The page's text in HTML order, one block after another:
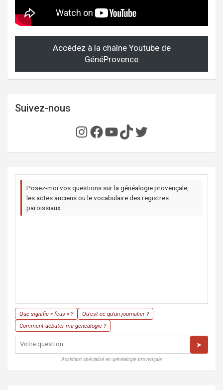
Accédez à la chaîne Youtube de
GénéProvence
Suivez-nous
Instagram
Facebook
YouTube
TikTok
Twitter
Posez-moi vos questions sur la généalogie provençale,
les actes anciens ou le vocabulaire des registres
paroissiaux.
Que signifie « feus » ?
Qu'est-ce qu'un journalier ?
Comment débuter ma généalogie ?
➤
Assistant spécialisé en généalogie provençale